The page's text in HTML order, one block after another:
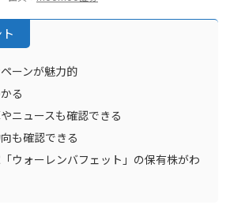
ーンが魅力的
る
ニュースも確認できる
も確認できる
ウォーレンバフェット」の保有株がわ